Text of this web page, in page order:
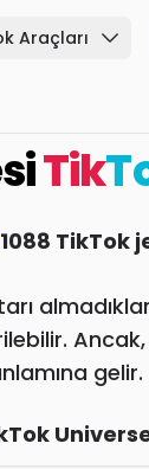
Araçları
Tik
1088 TikTok
gelir.